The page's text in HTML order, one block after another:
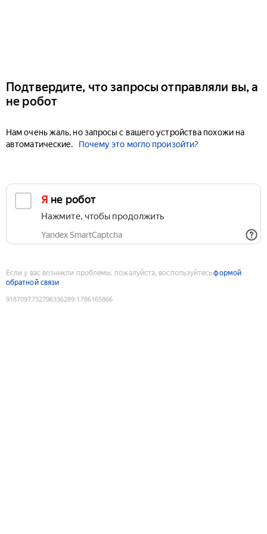
Подтвердите, что запросы отправляли вы, а
не робот
Нам очень жаль, но запросы с вашего устройства похожи на
автоматические.
Почему это могло произойти?
Я не робот
Нажмите, чтобы продолжить
Yandex SmartCaptcha
Если у вас возникли проблемы, пожалуйста, воспользуйтесьформой
обратной связи
9187097732796336289:1786165866